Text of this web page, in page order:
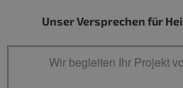
Unser Versprechen für
Wir begleiten Ihr Projekt